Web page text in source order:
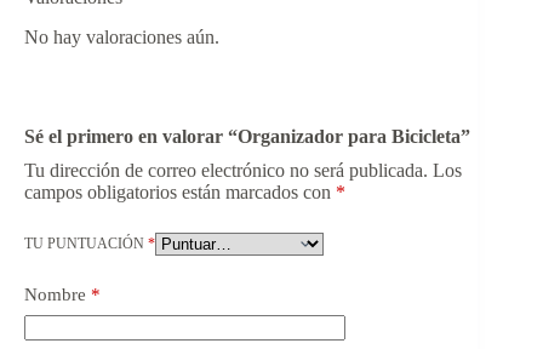
No hay valoraciones aún.
Sé el primero en valorar “Organizador para Bicicleta”
Tu dirección de correo electrónico no será publicada. Los
campos obligatorios están marcados con *
TU PUNTUACIÓN *
Nombre *